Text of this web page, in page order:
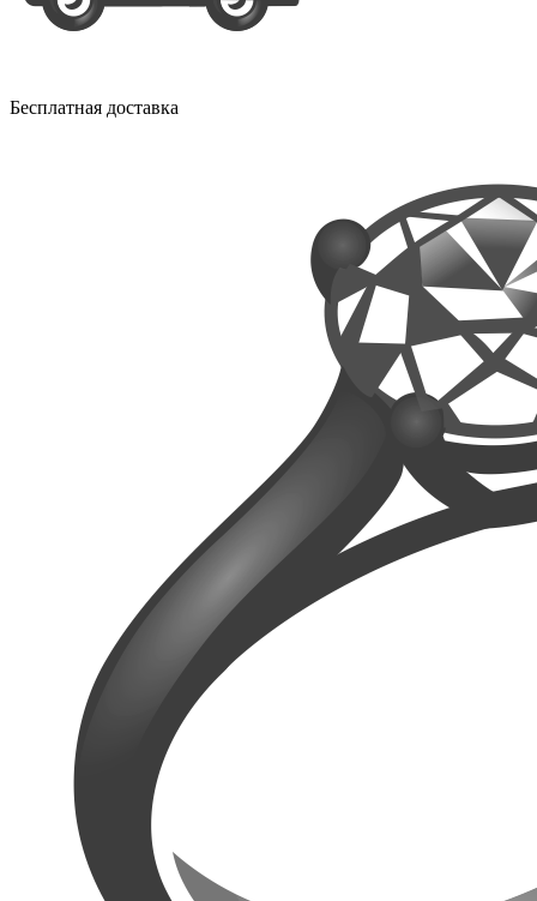
Бесплатная доставка